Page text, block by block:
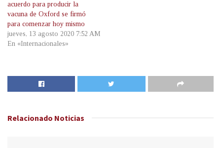
acuerdo para producir la
vacuna de Oxford se firmó
para comenzar hoy mismo
jueves, 13 agosto 2020 7:52 AM
En «Internacionales»
Relacionado Noticias